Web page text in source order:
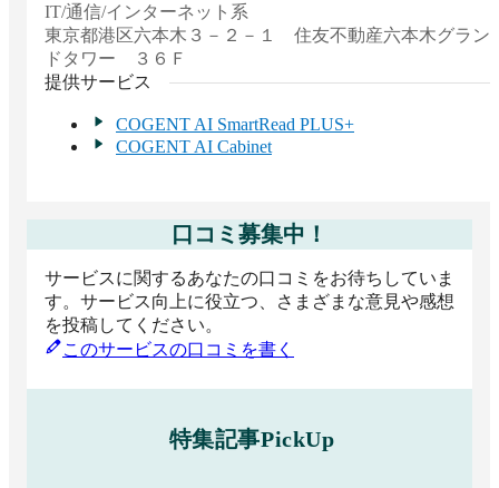
2026 上半期 BOXIL資料請求数ランキング AI-
OCR 中小企業向け No.1
中小企業向け（1,000名未満）
OCR カテゴリ総合 No.1
カテゴリ総合
不動産/建設/設備系
2025 下半期 BOXIL資料請求数ランキング AI-
OCR メーカー/製造系 No.1
メーカー/製造系
2025 下半期 BOXIL資料請求数ランキング AI-
2025 下半期 BOXIL資料請求数ランキング AI-
IT/通信/インターネット系
東京都港区六本木３－２－１ 住友不動産六本木グラン
ドタワー ３６Ｆ
提供サービス
COGENT AI SmartRead PLUS+
COGENT AI Cabinet
口コミ募集中！
サービスに関するあなたの口コミをお待ちしていま
す。サービス向上に役立つ、さまざまな意見や感想
を投稿してください。
このサービスの口コミを書く
特集記事PickUp